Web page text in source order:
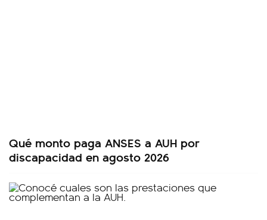
Qué monto paga ANSES a AUH por
discapacidad en agosto 2026